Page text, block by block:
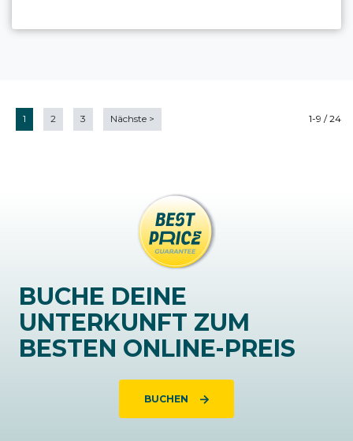
1-9 / 24
1 2 3 Nächste >
BUCHE DEINE
UNTERKUNFT ZUM
BESTEN ONLINE-PREIS
BUCHEN